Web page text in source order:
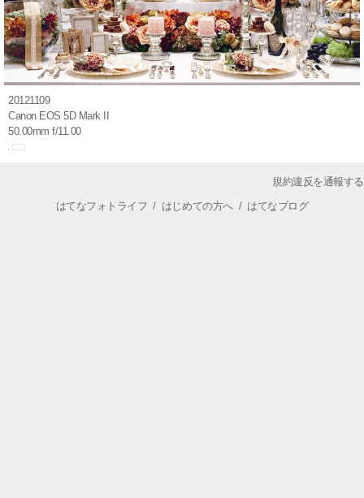
20121109
Canon EOS 5D Mark II
50.00mm f/11.00
規約違反を通報する
はてなフォトライフ / はじめての方へ/ はてなブログ